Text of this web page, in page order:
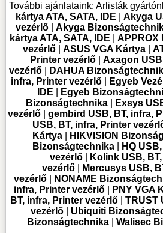
További ajánlataink: Arlisták
kártya ATA, SATA, IDE |Akyga
vezérlő| Akyga
kártya ATA, SATA, IDE |APPROX
vezérlő| ASUS VGA Kártya|
Printer vezérlő| Axagon
vezérlő
DAHUA
infra, Printer vezérlő|
Egyeb
IDE
Egyeb
Bizonságtechnika|
Exsys
vezérlő |gembird USB, BT, infra,
USB, BT, infra, Printer
Kártya| HIKVISION
Bizonságtechnika
HQ
vezérlő|
Kolink USB,
vezérlő
Mercusys USB,
vezérlő| NONAME
infra, Printer vezérlő| PNY VGA
BT, infra, Printer vezérlő |TRUST
vezérlő| Ubiquiti
Bizonságtechnika| Walisec